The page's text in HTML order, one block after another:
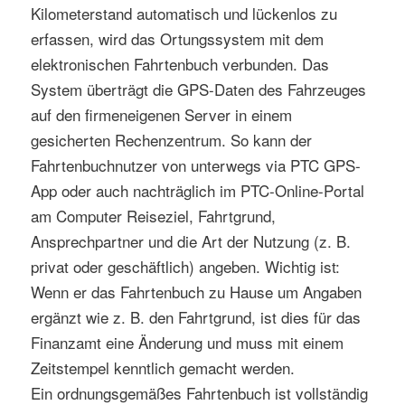
Kilometerstand automatisch und lückenlos zu
erfassen, wird das Ortungssystem mit dem
elektronischen Fahrtenbuch verbunden. Das
System überträgt die GPS-Daten des Fahrzeuges
auf den firmeneigenen Server in einem
gesicherten Rechenzentrum. So kann der
Fahrtenbuchnutzer von unterwegs via PTC GPS-
App oder auch nachträglich im PTC-Online-Portal
am Computer Reiseziel, Fahrtgrund,
Ansprechpartner und die Art der Nutzung (z. B.
privat oder geschäftlich) angeben. Wichtig ist:
Wenn er das Fahrtenbuch zu Hause um Angaben
ergänzt wie z. B. den Fahrtgrund, ist dies für das
Finanzamt eine Änderung und muss mit einem
Zeitstempel kenntlich gemacht werden.
Ein ordnungsgemäßes Fahrtenbuch ist vollständig